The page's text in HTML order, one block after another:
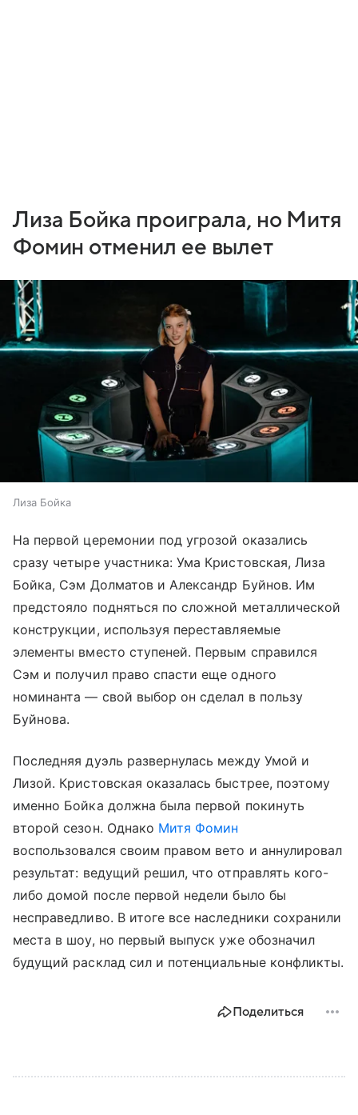
Лиза Бойка проиграла, но Митя
Фомин отменил ее вылет
Лиза Бойка
На первой церемонии под угрозой оказались
сразу четыре участника: Ума Кристовская, Лиза
Бойка, Сэм Долматов и Александр Буйнов. Им
предстояло подняться по сложной металлической
конструкции, используя переставляемые
элементы вместо ступеней. Первым справился
Сэм и получил право спасти еще одного
номинанта — свой выбор он сделал в пользу
Буйнова.
Последняя дуэль развернулась между Умой и
Лизой. Кристовская оказалась быстрее, поэтому
именно Бойка должна была первой покинуть
второй сезон. Однако Митя Фомин
воспользовался своим правом вето и аннулировал
результат: ведущий решил, что отправлять кого-
либо домой после первой недели было бы
несправедливо. В итоге все наследники сохранили
места в шоу, но первый выпуск уже обозначил
будущий расклад сил и потенциальные конфликты.
Поделиться